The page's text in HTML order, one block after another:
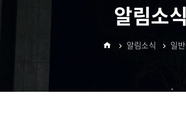
알림소식
알림소식 일